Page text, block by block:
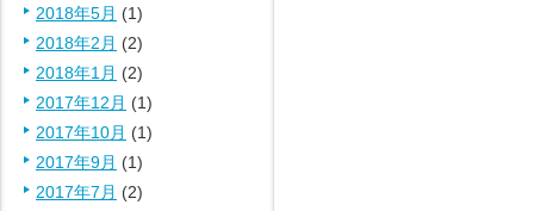
2018年5月 (1)
2018年2月 (2)
2018年1月 (2)
2017年12月 (1)
2017年10月 (1)
2017年9月 (1)
2017年7月 (2)